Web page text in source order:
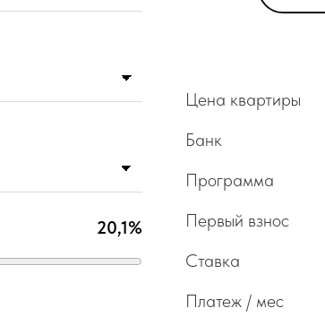
20,1%
Цена квартиры
Банк
Программа
Первый взнос
Ставка
Платеж / мес